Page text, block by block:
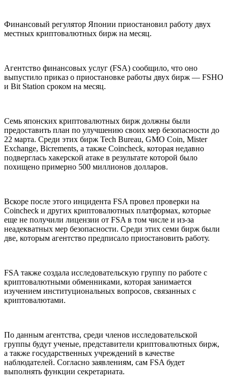
Финансовый регулятор Японии приостановил работу двух
местных криптовалютных бирж на месяц.
Агентство финансовых услуг (FSA) сообщило, что оно
выпустило приказ о приостановке работы двух бирж — FSHO
и Bit Station сроком на месяц.
Семь японских криптовалютных бирж должны были
предоставить план по улучшению своих мер безопасности до
22 марта. Среди этих бирж Tech Bureau, GMO Coin, Mister
Exchange, Bicrements, а также Coincheck, которая недавно
подверглась хакерской атаке в результате которой было
похищено примерно 500 миллионов долларов.
Вскоре после этого инцидента FSA провел проверки на
Coincheck и других криптовалютных платформах, которые
еще не получили лицензии от FSA в том числе и из-за
неадекватных мер безопасности. Среди этих семи бирж были
две, которым агентство предписало приостановить работу.
FSA также создала исследовательскую группу по работе с
криптовалютными обменниками, которая занимается
изучением институциональных вопросов, связанных с
криптовалютами.
По данным агентства, среди членов исследовательской
группы будут ученые, представители криптовалютных бирж,
а также государственных учреждений в качестве
наблюдателей. Согласно заявлениям, сам FSA будет
выполнять функции секретариата.